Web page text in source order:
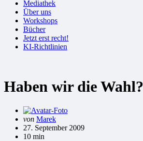
Mediathek
Über uns
Workshops
Bücher
Jetzt erst recht!
KI-Richtlinien
Haben wir die Wahl?
Gepostet
von
von Marek
27. September 2009
10 min